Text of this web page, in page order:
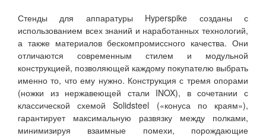
Стенды для аппаратуры Hyperspike созданы с
использованием всех знаний и наработанных технологий,
а также материалов бескомпромиссного качества. Они
отличаются современным стилем и модульной
конструкцией, позволяющей каждому покупателю выбрать
именно то, что ему нужно. Конструкция с тремя опорами
(ножки из нержавеющей стали INOX), в сочетании с
классической схемой Solidsteel («конуса по краям»),
гарантирует максимальную развязку между полками,
минимизируя взаимные помехи, порождающие